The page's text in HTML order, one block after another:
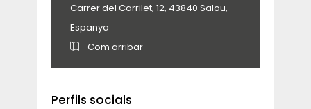
Carrer del Carrilet, 12, 43840 Salou,
Espanya
Com arribar
Perfils socials